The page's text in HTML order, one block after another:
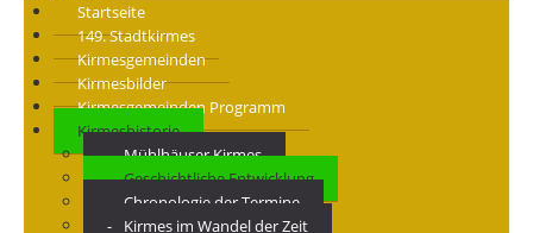
Startseite
149. Stadtkirmes
Kirmesgemeinden
Kirmesbilder
Kirmesgemeinden Programm
Kirmeshistorie
Mühlhäuser Kirmes
Geschichtliche Entwicklung
Chronologie der Termine
Kirmes im Wandel der Zeit